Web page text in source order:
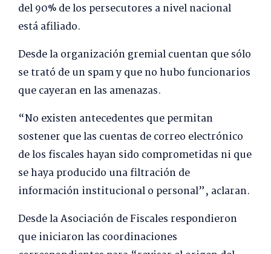
del 90% de los persecutores a nivel nacional
está afiliado.
Desde la organización gremial cuentan que sólo
se trató de un spam y que no hubo funcionarios
que cayeran en las amenazas.
“No existen antecedentes que permitan
sostener que las cuentas de correo electrónico
de los fiscales hayan sido comprometidas ni que
se haya producido una filtración de
información institucional o personal”, aclaran.
Desde la Asociación de Fiscales respondieron
que iniciaron las coordinaciones